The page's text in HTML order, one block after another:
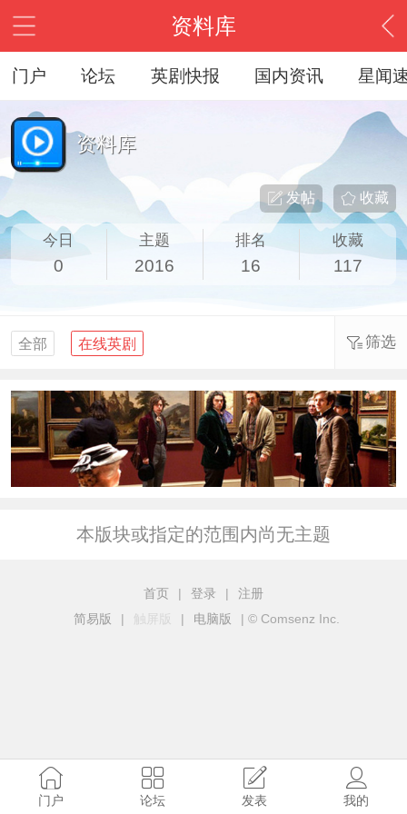
资料库
门户 论坛 英剧快报 国内资讯 星闻
资料库
收藏
发帖
今日
0
主题
2016
排名
16
收藏
117
全部 在线英剧 筛选
本版块或指定的范围内尚无主题
首页 | 登录 |
注册
简易版
| 触屏版 | 电脑版 | © Comsenz Inc.
门户 论坛 发表 我的